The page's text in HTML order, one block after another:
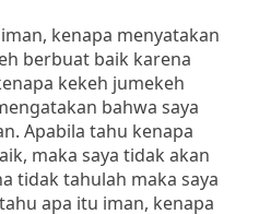
kenapa menyatakan
berbuat baik karena
kekeh jumekeh
bahwa saya
Apabila tahu kenapa
maka saya tidak akan
tidak tahulah maka saya
apa itu iman, kenapa